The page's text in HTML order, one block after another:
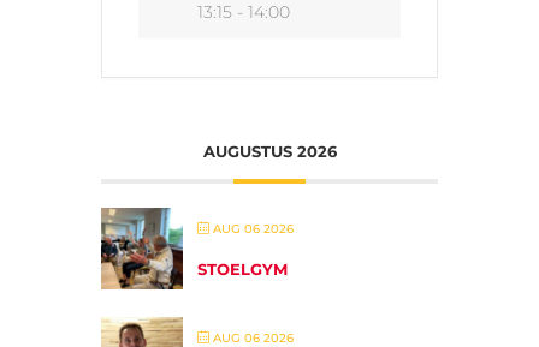
13:15 - 14:00
AUGUSTUS 2026
AUG 06 2026
STOELGYM
AUG 06 2026